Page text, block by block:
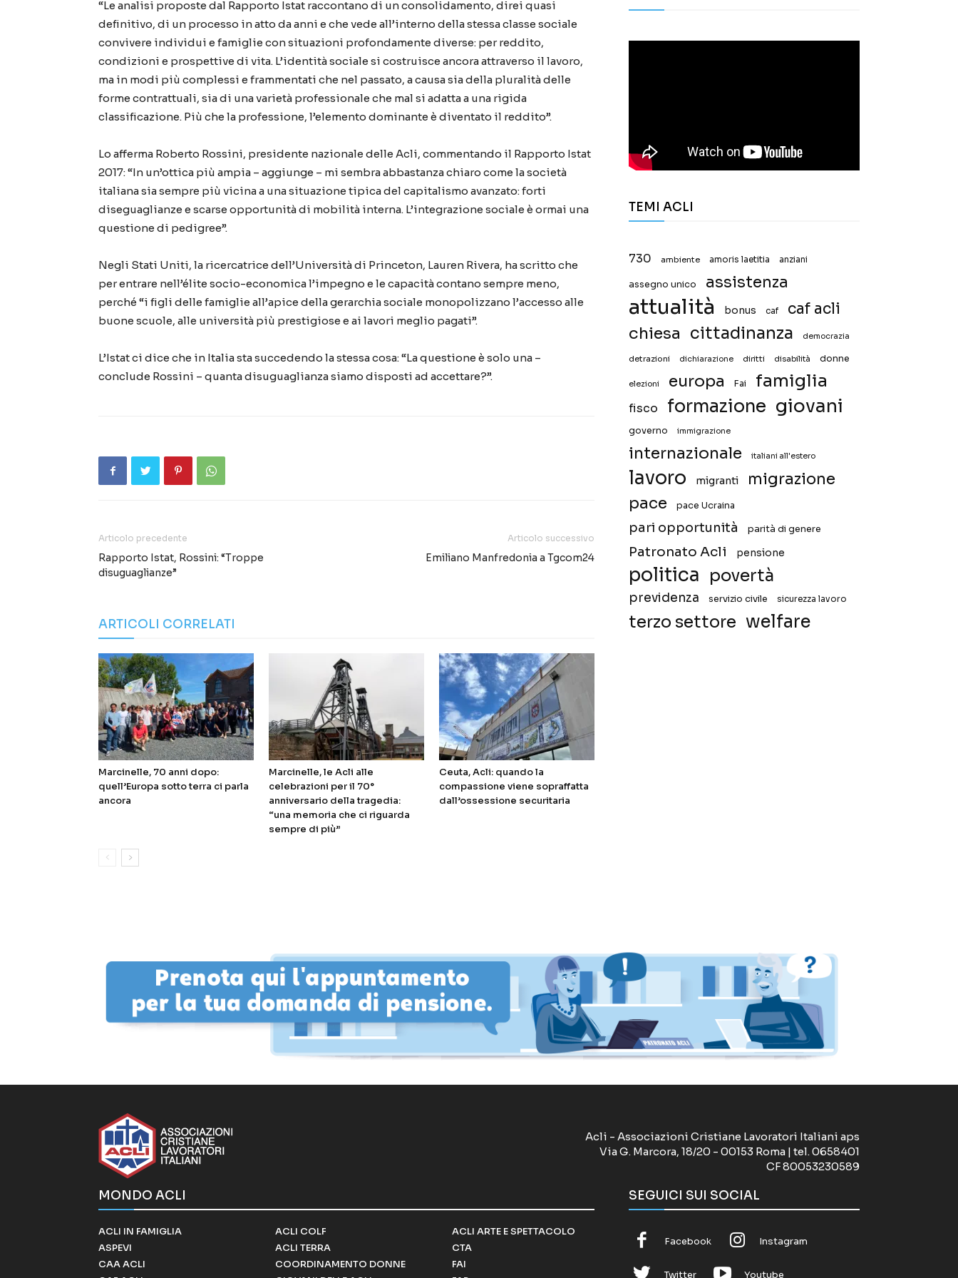
“Le analisi proposte dal Rapporto Istat raccontano di un consolidamento, direi quasi
definitivo, di un processo in atto da anni e che vede all’interno della stessa classe sociale
convivere individui e famiglie con situazioni profondamente diverse: per reddito,
condizioni e prospettive di vita. L’identità sociale si costruisce ancora attraverso il lavoro,
ma in modi più complessi e frammentati che nel passato, a causa sia della pluralità delle
forme contrattuali, sia di una varietà professionale che mal si adatta a una rigida
classificazione. Più che la professione, l’elemento dominante è diventato il reddito”.
Lo afferma Roberto Rossini, presidente nazionale delle Acli, commentando il Rapporto Istat
2017: “In un’ottica più ampia – aggiunge – mi sembra abbastanza chiaro come la società
italiana sia sempre più vicina a una situazione tipica del capitalismo avanzato: forti
diseguaglianze e scarse opportunità di mobilità interna. L’integrazione sociale è ormai una
questione di pedigree”.
Negli Stati Uniti, la ricercatrice dell’Università di Princeton, Lauren Rivera, ha scritto che
per entrare nell’élite socio-economica l’impegno e le capacità contano sempre meno,
perché “i figli delle famiglie all’apice della gerarchia sociale monopolizzano l’accesso alle
buone scuole, alle università più prestigiose e ai lavori meglio pagati”.
L’Istat ci dice che in Italia sta succedendo la stessa cosa: “La questione è solo una –
conclude Rossini – quanta disuguaglianza siamo disposti ad accettare?”.
Articolo precedente
Rapporto Istat, Rossini: “Troppe
disuguaglianze”
Articolo successivo
Emiliano Manfredonia a Tgcom24
ARTICOLI CORRELATI
Marcinelle, 70 anni dopo:
quell’Europa sotto terra ci parla
ancora
Marcinelle, le Acli alle
celebrazioni per il 70°
anniversario della tragedia:
“una memoria che ci riguarda
sempre di più”
Ceuta, Acli: quando la
compassione viene sopraffatta
dall’ossessione securitaria
TEMI ACLI
730 ambiente amoris laetitia anziani
assegno unico assistenza
attualità bonus caf caf acli
chiesa cittadinanza democrazia
detrazioni dichiarazione diritti disabilità donne
elezioni europa Fai famiglia
fisco formazione giovani
governo immigrazione
internazionale italiani all'estero
lavoro migranti
migrazione
pace
pace Ucraina
pari opportunità parità di genere
Patronato Acli pensione
politica povertà
previdenza servizio civile sicurezza lavoro
terzo settore welfare
Acli - Associazioni Cristiane Lavoratori Italiani aps
Via G. Marcora, 18/20 - 00153 Roma | tel. 0658401
CF 80053230589
MONDO ACLI
ACLI IN FAMIGLIA
ASPEVI
CAA ACLI
ACLI COLF
ACLI TERRA
COORDINAMENTO DONNE
ACLI ARTE E SPETTACOLO
CTA
FAI
SEGUICI SUI SOCIAL
Facebook Instagram
Twitter Youtube